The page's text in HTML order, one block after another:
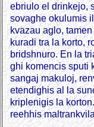
ebriulo el drinkejo,
sovaghe okulumis
kvazau aglo,
kuradi tra la korto,
bridshnuro. En la
ghi komencis sputi
sangaj makuloj,
etendighis al la
kriplenigis la
reehhis